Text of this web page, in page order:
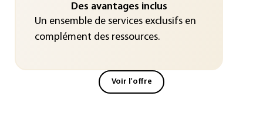
Des avantages inclus
Un ensemble de services exclusifs en
complément des ressources.
Voir l'offre